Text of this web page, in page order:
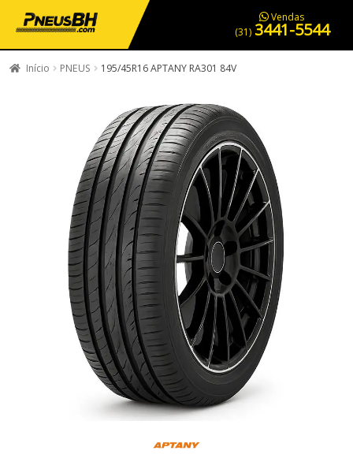
PNEUS EM OFERTA SERVIÇOS AUTOMOTIVOS NOSSA LOJA
Vendas
(31) 3441-5544
Início PNEUS 195/45R16 APTANY RA301 84V